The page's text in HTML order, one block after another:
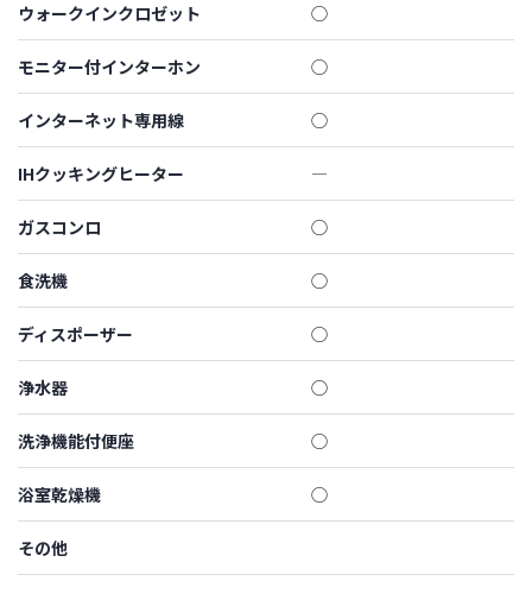
ウォークインクロゼット ◯
モニター付インターホン ◯
インターネット専用線 ◯
IHクッキングヒーター ―
ガスコンロ ◯
食洗機 ◯
ディスポーザー ◯
浄水器 ◯
洗浄機能付便座 ◯
浴室乾燥機 ◯
その他